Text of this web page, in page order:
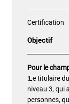
Certification
Objectif
Pour le
:Le titulaire
niveau 3, qui
personnes,